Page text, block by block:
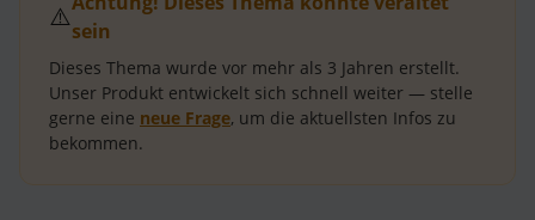
⚠️sein
Dieses Thema wurde vor mehr als 3 Jahren erstellt.
Unser Produkt entwickelt sich schnell weiter — stelle
gerne eine neue Frage, um die aktuellsten Infos zu
bekommen.